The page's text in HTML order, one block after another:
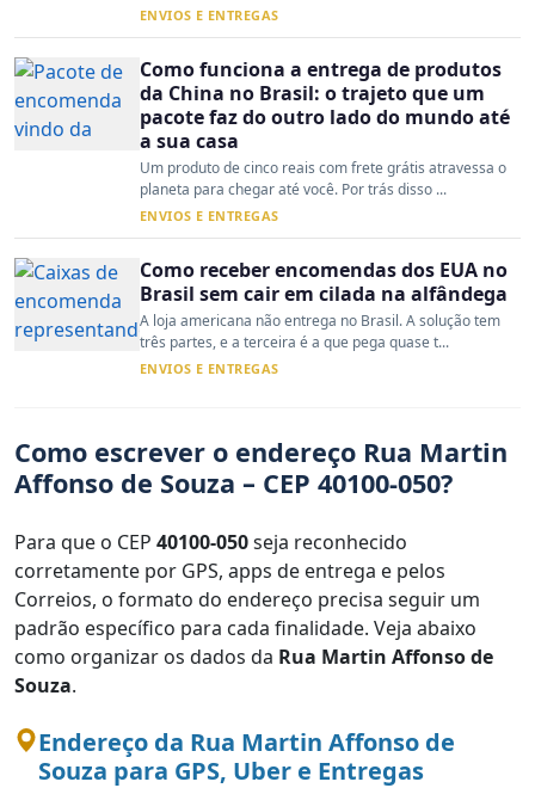
ENVIOS E ENTREGAS
Como funciona a entrega de produtos
da China no Brasil: o trajeto que um
pacote faz do outro lado do mundo até
a sua casa
Um produto de cinco reais com frete grátis atravessa o
planeta para chegar até você. Por trás disso ...
ENVIOS E ENTREGAS
Como receber encomendas dos EUA no
Brasil sem cair em cilada na alfândega
A loja americana não entrega no Brasil. A solução tem
três partes, e a terceira é a que pega quase t...
ENVIOS E ENTREGAS
Como escrever o endereço Rua Martin
Affonso de Souza – CEP 40100-050?
Para que o CEP 40100-050seja reconhecido
corretamente por GPS, apps de entrega e pelos
Correios, o formato do endereço precisa seguir um
padrão específico para cada finalidade. Veja abaixo
como organizar os dados da Rua Martin Affonso de
Souza.
Endereço da Rua Martin Affonso de
Souza para GPS, Uber e Entregas